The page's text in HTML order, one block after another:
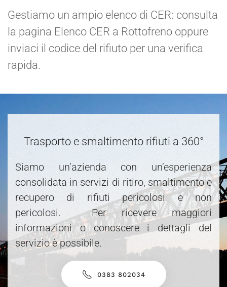
Gestiamo un ampio elenco di CER: consulta
la pagina Elenco CER a Rottofreno oppure
inviaci il codice del rifiuto per una verifica
rapida.
Trasporto e smaltimento rifiuti a 360°
Siamo un’azienda con un’esperienza
consolidata in servizi di ritiro, smaltimento e
recupero di rifiuti pericolosi e non
pericolosi. Per ricevere maggiori
informazioni o conoscere i dettagli del
servizio è possibile.
0383 802034